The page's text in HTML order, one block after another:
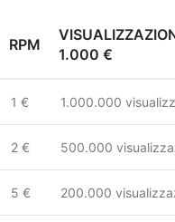
RPM
1.000 €
1 € 1.000.000
2 € 500.000
5 € 200.000